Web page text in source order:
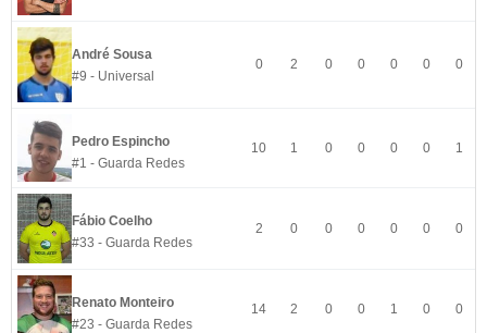
André Sousa
#9 - Universal
0 2 0 0 0 0 0
Pedro Espincho
#1 - Guarda Redes
10 1 0 0 0 0 1
Fábio Coelho
#33 - Guarda Redes
2 0 0 0 0 0 0
Renato Monteiro
#23 - Guarda Redes
14 2 0 0 1 0 0